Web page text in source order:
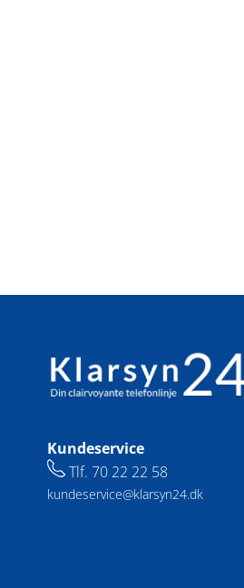
Kundeservice
Tlf. 70 22 22 58
kundeservice@klarsyn24.dk